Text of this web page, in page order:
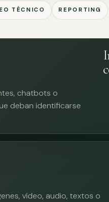
TÉCNICO REPORTING
chatbots o
deban identificarse
vídeo, audio, textos o